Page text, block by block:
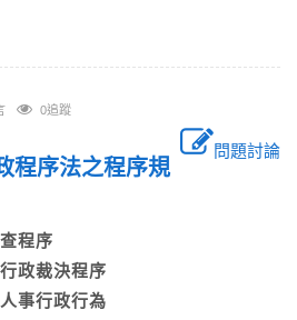
0追蹤
問題討論
程序法之程序規
查程序
政裁決程序
事行政行為